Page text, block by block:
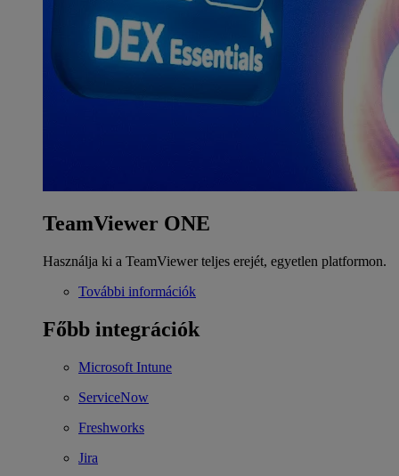
TeamViewer ONE
Használja ki a TeamViewer teljes erejét, egyetlen platformon.
További információk
Főbb integrációk
Microsoft Intune
ServiceNow
Freshworks
Jira